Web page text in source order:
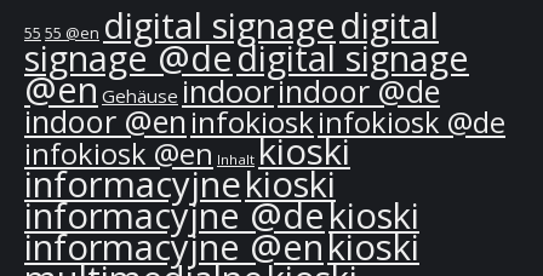
55 55 @en digital signagedigital
signage @dedigital signage
@enGehäuse indoorindoor @de
indoor @eninfokioskinfokiosk @de
infokiosk @en Inhalt kioski
informacyjnekioski
informacyjne @dekioski
informacyjne @enkioski